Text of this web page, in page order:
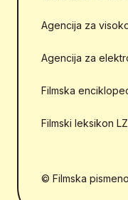
Agencija za
Agencija za
Filmska
Filmski leksikon
© Filmska